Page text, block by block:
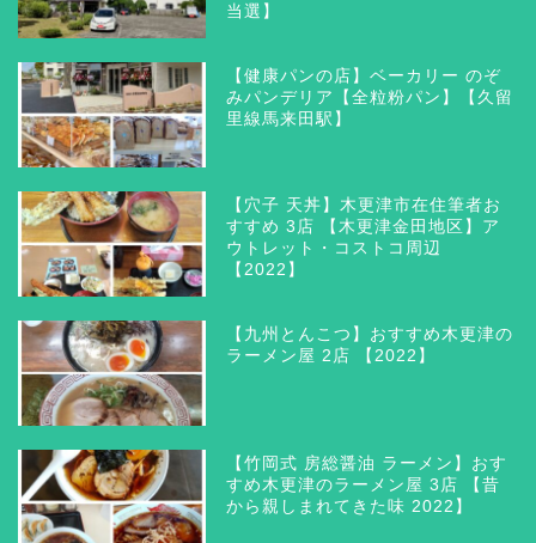
当選】
【健康パンの店】ベーカリー のぞ
みパンデリア【全粒粉パン】【久留
里線馬来田駅】
【穴子 天丼】木更津市在住筆者お
すすめ 3店 【木更津金田地区】ア
ウトレット・コストコ周辺
【2022】
【九州とんこつ】おすすめ木更津の
ラーメン屋 2店 【2022】
【竹岡式 房総醤油 ラーメン】おす
すめ木更津のラーメン屋 3店 【昔
から親しまれてきた味 2022】